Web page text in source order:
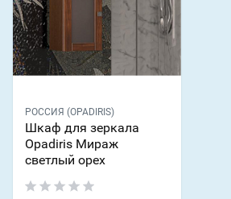
РОССИЯ (OPADIRIS)
Шкаф для зеркала
Opadiris Мираж
светлый орех